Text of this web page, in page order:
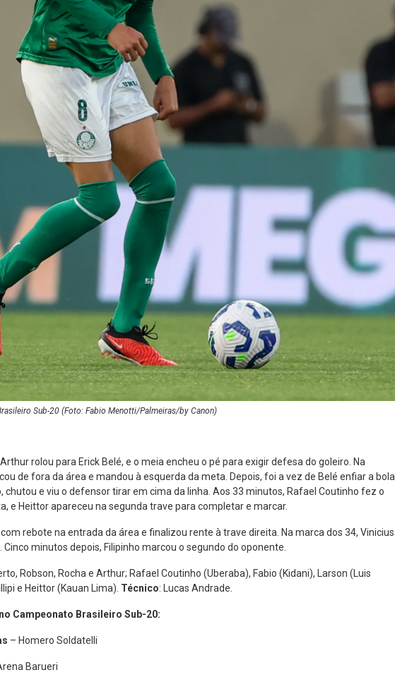
Sub-20 (Foto: Fabio Menotti/Palmeiras/by Canon)
rolou para Erick Belé, e o meia encheu o pé para exigir defesa do goleiro. Na
de fora da área e mandou à esquerda da meta. Depois, foi a vez de Belé enfiar a bola
chutou e viu o defensor tirar em cima da linha. Aos 33 minutos, Rafael Coutinho fez o
e Heittor apareceu na segunda trave para completar e marcar.
rebote na entrada da área e finalizou rente à trave direita. Na marca dos 34, Vinicius
Cinco minutos depois, Filipinho marcou o segundo do oponente.
Robson, Rocha e Arthur; Rafael Coutinho (Uberaba), Fabio (Kidani), Larson (Luis
e Heittor (Kauan Lima). Técnico: Lucas Andrade.
Campeonato Brasileiro Sub-20:
– Homero Soldatelli
Barueri